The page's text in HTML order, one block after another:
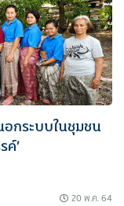
กระบบในชุมชน
ค์’
20 พ.ค. 64